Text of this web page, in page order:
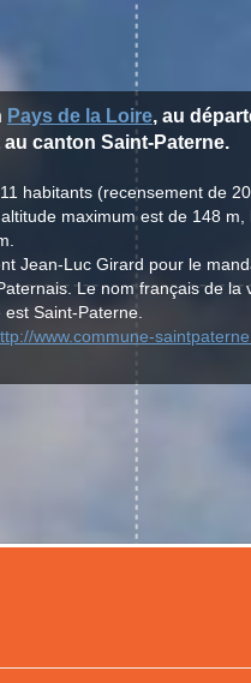
Pays de la Loire, au
canton Saint-Paterne.
habitants (recensement de
maximum est de 148
Jean-Luc Girard pour le
Le nom français de la
Saint-Paterne.
www.commune-